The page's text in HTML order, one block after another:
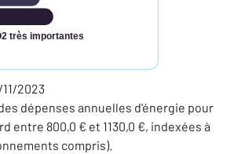
très importantes
2023
dépenses annuelles d'énergie pour
entre 800,0 € et 1130,0 €, indexées à
compris).